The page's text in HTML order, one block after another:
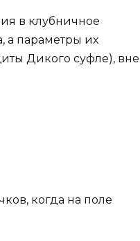
в клубничное
а параметры их
Дикого суфле), вне
когда на поле